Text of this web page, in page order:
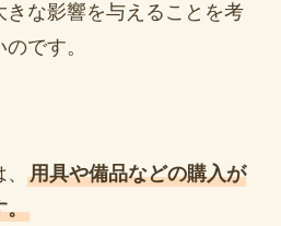
な影響を与えることを考
です。
用具や備品などの購入が
。